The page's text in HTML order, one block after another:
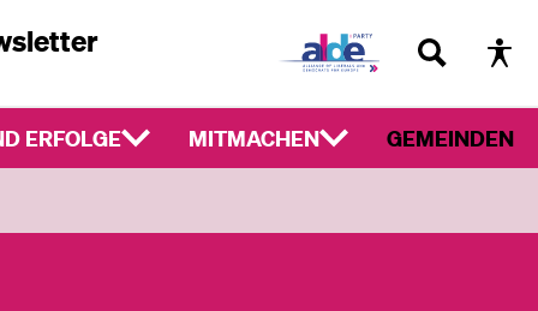
ERFOLGE MITMACHEN GEMEINDEN